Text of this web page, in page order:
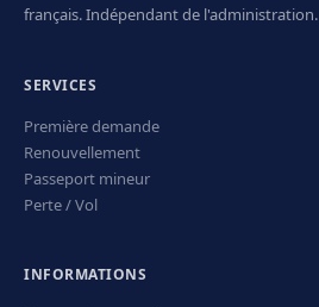
français. Indépendant de l'administration.
SERVICES
Première demande
Renouvellement
Passeport mineur
Perte / Vol
INFORMATIONS